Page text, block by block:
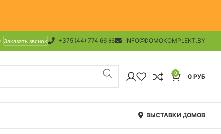
Заказать звонок +375 (44) 774 66 66 INFO@DOMOKOMPLEKT.BY
0 0 РУБ
ВЫСТАВКИ ДОМОВ